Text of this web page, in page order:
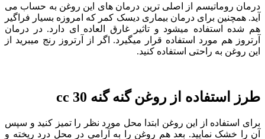
درمان روماتیسم از اصلی ترین درمان های این روغن به حساب می
آید. همچنین برای درمان بیماری دیسک کمر که امروزه بسیار فراگیر
هم شده استفاده میشود و تاثیر غارق العاده ای دارد. در درمان
آرتروز هم مورد استفاده قرار میگیرد. اگر از آرتروز رنج میبرید از
این روغن به راحتی استفاده کنید.
طرز استفاده از روغن گنه گنه 30 cc
برای استفاده از این روغن ابتدا محل مورد نظر را تمیز کنید و سپس
آن را خشک نمایید. بعد هم روغن را به آرامی در محل درد ریخته و